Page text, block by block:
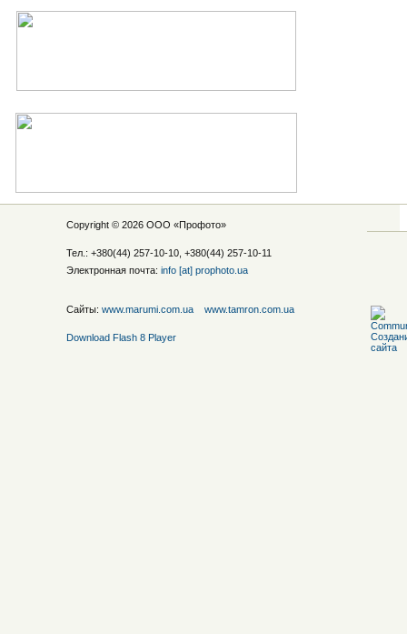
Copyright © 2026 ООО «Профото»
Тел.: +380(44) 257-10-10, +380(44) 257-10-11
Электронная почта: info [at] prophoto.ua
Сайты: www.marumi.com.ua www.tamron.com.ua
Download Flash 8 Player